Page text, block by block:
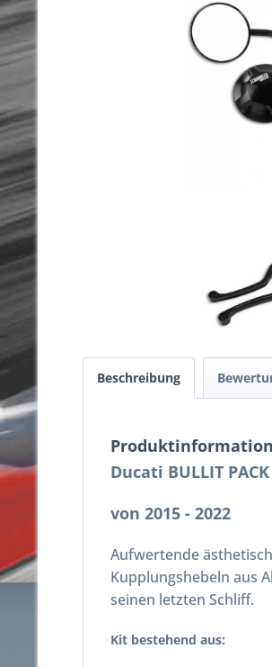
Beschreibung
Ducati BULLIT
von 2015 - 2022
Aufwertende
Kupplungshebeln aus
seinen letzten Schliff.
Kit bestehend aus: